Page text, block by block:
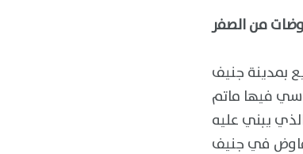
من الصفر
بمدينة جنيف
الأساسي فيها ماتم
يبني عليه